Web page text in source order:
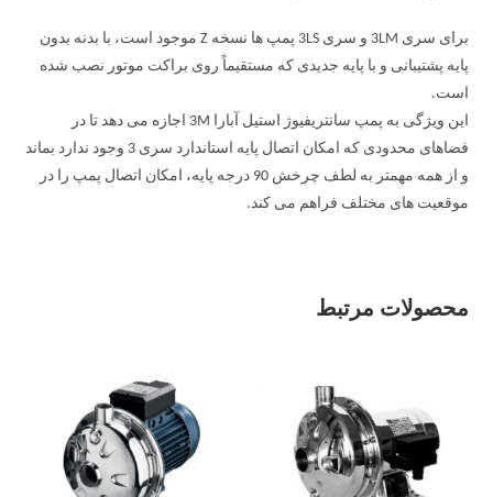
برای سری 3LM و سری 3LS پمپ ها نسخه Z موجود است، با بدنه بدون
پایه پشتیبانی و با پایه جدیدی که مستقیماً روی براکت موتور نصب شده
است.
این ویژگی به پمپ سانتریفیوژ استیل آبارا 3M اجازه می دهد تا در
فضاهای محدودی که امکان اتصال پایه استاندارد سری 3 وجود ندارد بماند
و از همه مهمتر به لطف چرخش 90 درجه پایه، امکان اتصال پمپ را در
موقعیت های مختلف فراهم می کند.
محصولات مرتبط